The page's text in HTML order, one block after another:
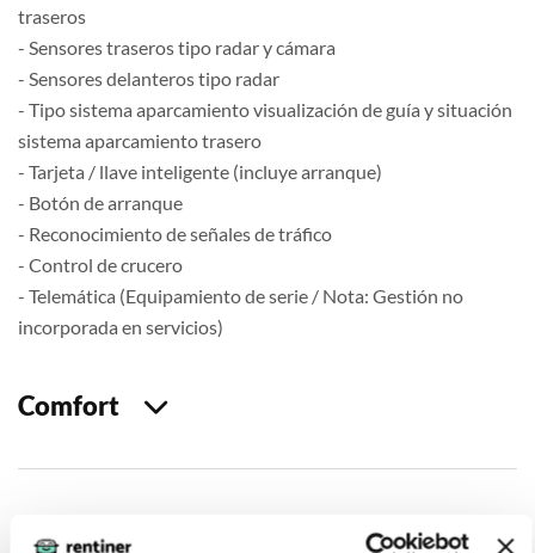
traseros
- Sensores traseros tipo radar y cámara
- Sensores delanteros tipo radar
- Tipo sistema aparcamiento visualización de guía y situación
sistema aparcamiento trasero
- Tarjeta / llave inteligente (incluye arranque)
- Botón de arranque
- Reconocimiento de señales de tráfico
- Control de crucero
- Telemática (Equipamiento de serie / Nota: Gestión no
incorporada en servicios)
Comfort
Seguridad